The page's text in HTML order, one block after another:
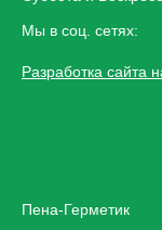
Мы в соц. сетях:
Разработка сайта
Пена-Герметик